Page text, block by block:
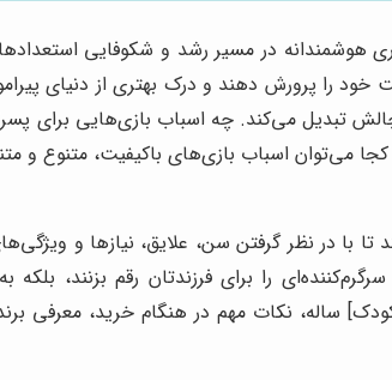
هوشمندانه در مسیر رشد و شکوفایی
خود را پرورش دهند و درک بهتری از دنیای
چالش تبدیل می‌کند. چه اسباب بازی‌هایی برای
می‌توان اسباب بازی‌های باکیفیت، متنوع و
در نظر گرفتن سن، علایق، نیازها و
را برای فرزندتان رقم بزنند،
ساله، نکات مهم در هنگام خرید، معرفی